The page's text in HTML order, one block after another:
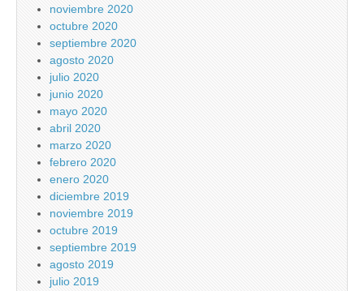
noviembre 2020
octubre 2020
septiembre 2020
agosto 2020
julio 2020
junio 2020
mayo 2020
abril 2020
marzo 2020
febrero 2020
enero 2020
diciembre 2019
noviembre 2019
octubre 2019
septiembre 2019
agosto 2019
julio 2019